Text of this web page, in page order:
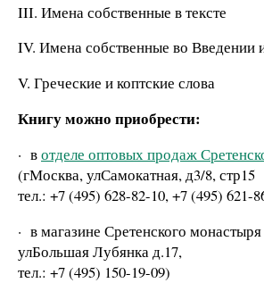
III. Имена собственные в тексте
IV. Имена собственные во Введении
V. Греческие и коптские слова
Книгу можно приобрести:
· вотделе оптовых продаж
(гМосква, улСамокатная, д3/8, стр15
тел.: +7 (495) 628-82-10, +7 (495) 621-
· в магазине Сретенского
улБольшая Лубянка д.17,
тел.: +7 (495) 150-19-09)